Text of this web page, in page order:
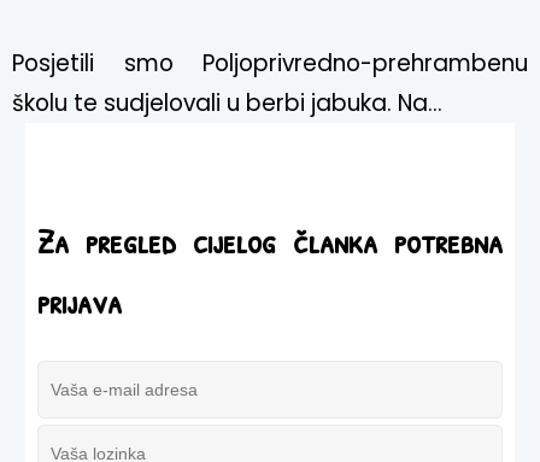
Posjetili smo Poljoprivredno-prehrambenu
školu te sudjelovali u berbi jabuka. Na...
Za pregled cijelog članka potrebna
prijava